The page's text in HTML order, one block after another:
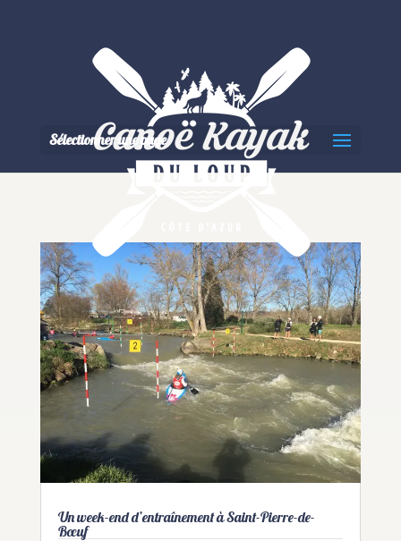
Sélectionner une page
Un week-end d’entraînement à Saint-Pierre-de-
Bœuf